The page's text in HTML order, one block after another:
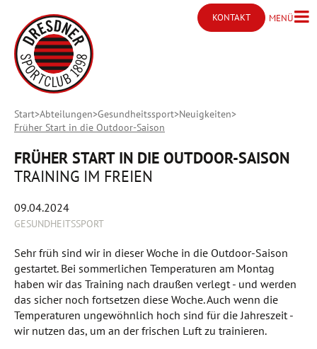
KONTAKT
Kontakt öffnen
MENÜMenü
Start Abteilungen Gesundheitssport Neuigkeiten
Früher Start in die Outdoor-Saison
FRÜHER START IN DIE OUTDOOR-SAISON
TRAINING IM FREIEN
09.04.2024
GESUNDHEITSSPORT
Sehr früh sind wir in dieser Woche in die Outdoor-Saison
gestartet. Bei sommerlichen Temperaturen am Montag
haben wir das Training nach draußen verlegt - und werden
das sicher noch fortsetzen diese Woche. Auch wenn die
Temperaturen ungewöhnlich hoch sind für die Jahreszeit -
wir nutzen das, um an der frischen Luft zu trainieren.